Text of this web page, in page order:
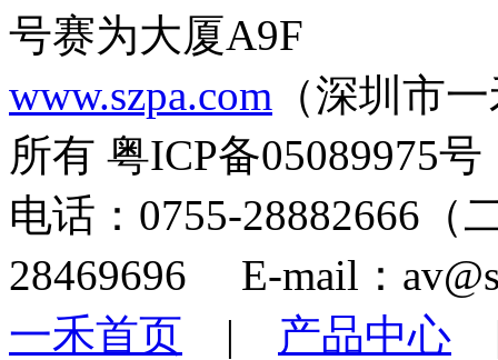
号赛为大厦A9F
www.szpa.com （深圳市
所有 粤ICP备05089975号
电话：0755-28882666
28469696 E-mail：
一禾首页 | 产品中心